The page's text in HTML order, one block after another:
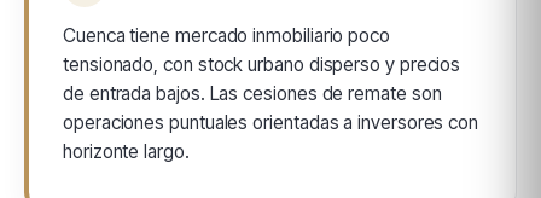
Cuenca tiene mercado inmobiliario poco
tensionado, con stock urbano disperso y precios
de entrada bajos. Las cesiones de remate son
operaciones puntuales orientadas a inversores con
horizonte largo.